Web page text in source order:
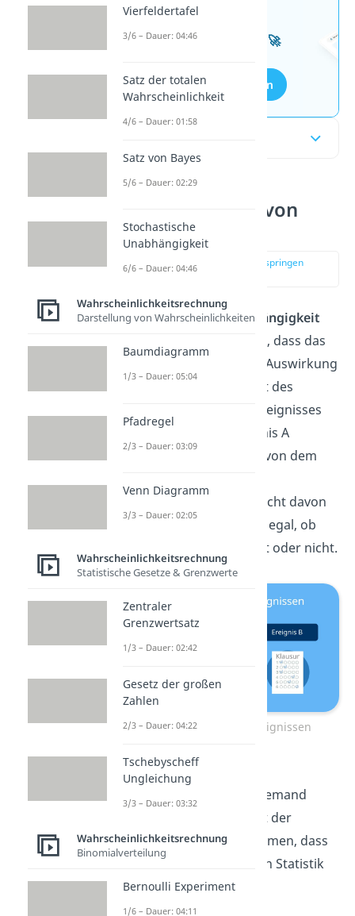
Wissen mit unseren
kostenlosen Aufgaben 🚀
Aufgaben entdecken
Unabhängigkeit von
Ereignissen
zur Stelle im Video springen
(00:15)
Diestochastische Unabhängigkeit
impliziert, dass das
Eintreten des einen keine Auswirkung
auf die Wahrscheinlichkeit des
Eintretens des anderen Ereignisses
hat. Man nennt das Ereignis A
stochastisch unabhängig von dem
Wahrscheinlichkeit P(A) nicht davon
Beeinflusst wird. Dabei ist egal, ob
das zweite Ereignis eintritt oder nicht.
Unabhängigkeit von Ereignissen
Zum Beispiel hängt die
Wahrscheinlichkeit, dass jemand
blaue Augen hat, nicht mit der
Wahrscheinlichkeit zusammen, dass
diese Person die Klausur in Statistik
besteht.
Vierfeldertafel
3/6 – Dauer: 04:46
Satz der totalen
Wahrscheinlichkeit
4/6 – Dauer: 01:58
Satz von Bayes
5/6 – Dauer: 02:29
Stochastische
Unabhängigkeit
6/6 – Dauer: 04:46
Wahrscheinlichkeitsrechnung
Darstellung von Wahrscheinlichkeiten
Baumdiagramm
1/3 – Dauer: 05:04
Pfadregel
2/3 – Dauer: 03:09
Venn Diagramm
3/3 – Dauer: 02:05
Wahrscheinlichkeitsrechnung
Statistische Gesetze & Grenzwerte
Zentraler
Grenzwertsatz
1/3 – Dauer: 02:42
Gesetz der großen
Zahlen
2/3 – Dauer: 04:22
Tschebyscheff
Ungleichung
3/3 – Dauer: 03:32
Wahrscheinlichkeitsrechnung
Binomialverteilung
Bernoulli Experiment
1/6 – Dauer: 04:11